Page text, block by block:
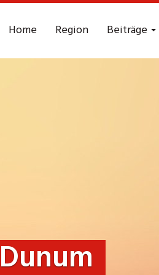
Home Region Beiträge
Dunum